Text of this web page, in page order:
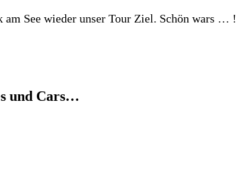
am See wieder unser Tour Ziel. Schön wars … !
und Cars…